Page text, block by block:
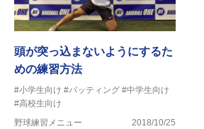
頭が突っ込まないようにするた
めの練習方法
#小学生向け #バッティング #中学生向け
#高校生向け
野球練習メニュー
2018/10/25